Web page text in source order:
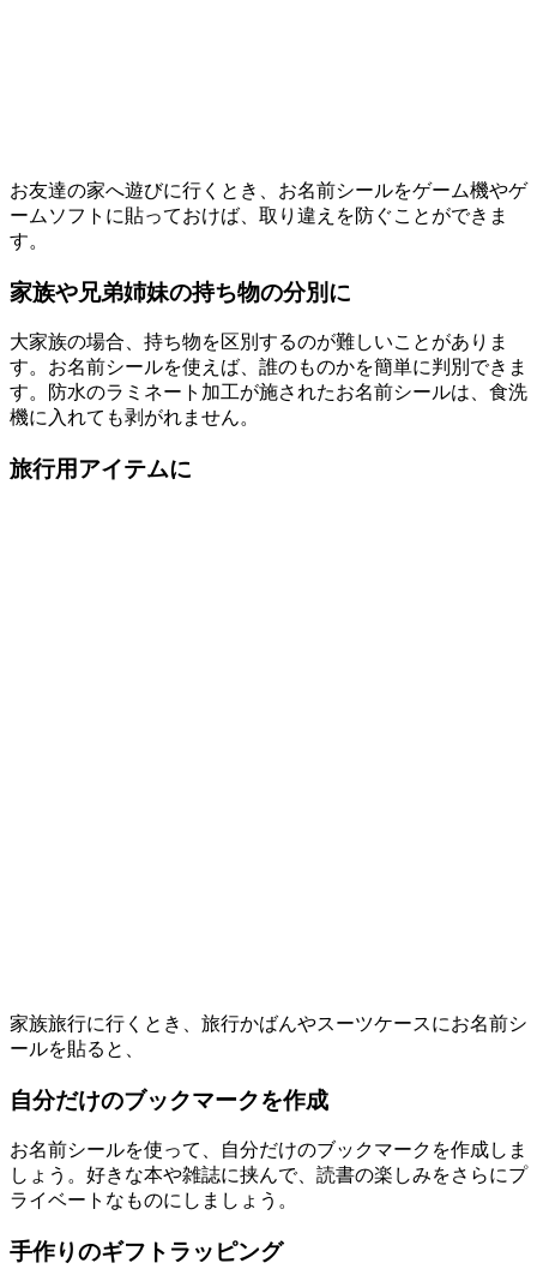
お友達の家へ遊びに行くとき、お名前シールをゲーム機やゲ
ームソフトに貼っておけば、取り違えを防ぐことができま
す。
家族や兄弟姉妹の持ち物の分別に
大家族の場合、持ち物を区別するのが難しいことがありま
す。お名前シールを使えば、誰のものかを簡単に判別できま
す。防水のラミネート加工が施されたお名前シールは、食洗
機に入れても剥がれません。
旅行用アイテムに
家族旅行に行くとき、旅行かばんやスーツケースにお名前シ
ールを貼ると、
自分だけのブックマークを作成
お名前シールを使って、自分だけのブックマークを作成しま
しょう。好きな本や雑誌に挟んで、読書の楽しみをさらにプ
ライベートなものにしましょう。
手作りのギフトラッピング